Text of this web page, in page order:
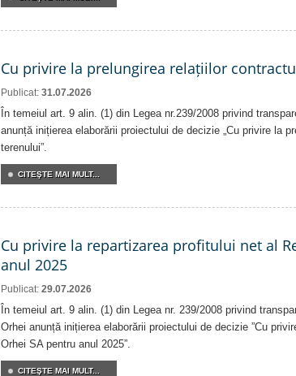
Cu privire la prelungirea relațiilor
Publicat: 31.07.2026
În temeiul art. 9 alin. (1) din Legea nr.239/2008 privind
anunță inițierea elaborării proiectului de decizie „Cu privire la
terenului”.
CITEŞTE MAI MULT...
Cu privire la repartizarea profitului net al
anul 2025
Publicat: 29.07.2026
În temeiul art. 9 alin. (1) din Legea nr. 239/2008 privind
Orhei anunță inițierea elaborării proiectului de decizie ”Cu
Orhei SA pentru anul 2025”.
CITEŞTE MAI MULT...